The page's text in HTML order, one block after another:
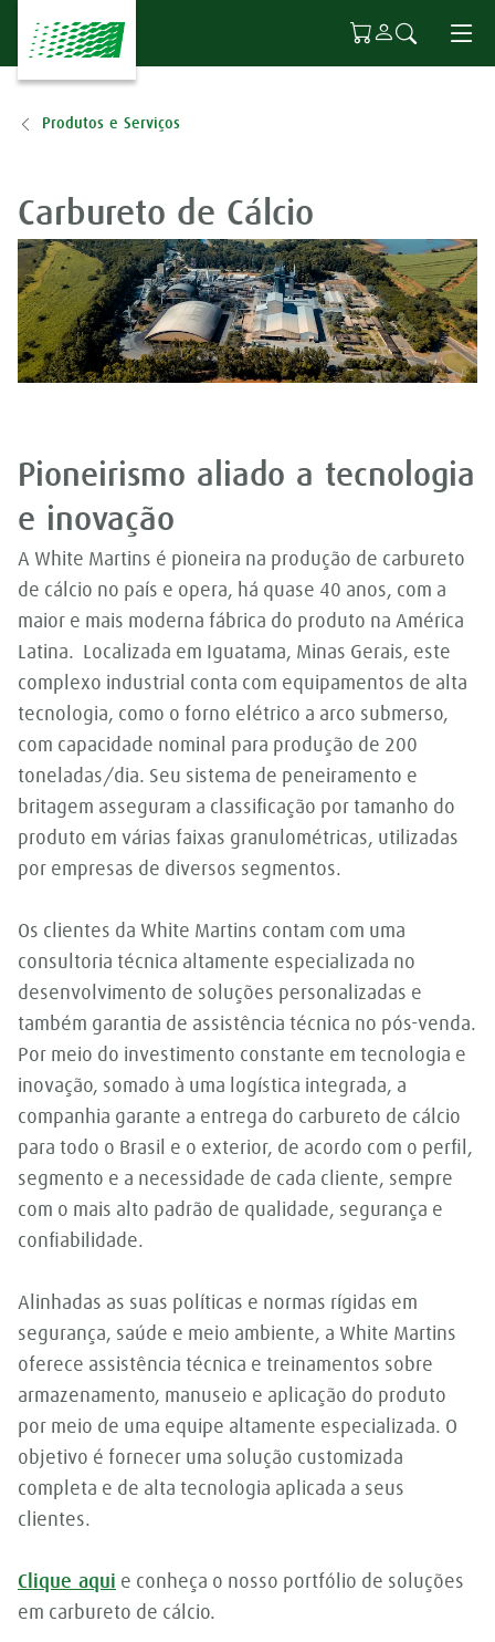
Ir para o conteúdo principal
Produtos e Serviços
Carbureto de Cálcio
Pioneirismo aliado a tecnologia
e inovação
A White Martins é pioneira na produção de carbureto
de cálcio no país e opera, há quase 40 anos, com a
maior e mais moderna fábrica do produto na América
Latina. Localizada em Iguatama, Minas Gerais, este
complexo industrial conta com equipamentos de alta
tecnologia, como o forno elétrico a arco submerso,
com capacidade nominal para produção de 200
toneladas/dia. Seu sistema de peneiramento e
britagem asseguram a classificação por tamanho do
produto em várias faixas granulométricas, utilizadas
por empresas de diversos segmentos.
Os clientes da White Martins contam com uma
consultoria técnica altamente especializada no
desenvolvimento de soluções personalizadas e
também garantia de assistência técnica no pós-venda.
Por meio do investimento constante em tecnologia e
inovação, somado à uma logística integrada, a
companhia garante a entrega do carbureto de cálcio
para todo o Brasil e o exterior, de acordo com o perfil,
segmento e a necessidade de cada cliente, sempre
com o mais alto padrão de qualidade, segurança e
confiabilidade.
Alinhadas as suas políticas e normas rígidas em
segurança, saúde e meio ambiente, a White Martins
oferece assistência técnica e treinamentos sobre
armazenamento, manuseio e aplicação do produto
por meio de uma equipe altamente especializada. O
objetivo é fornecer uma solução customizada
completa e de alta tecnologia aplicada a seus
clientes.
Clique aqui e conheça o nosso portfólio de soluções
em carbureto de cálcio.